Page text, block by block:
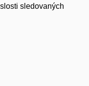
sledovaných